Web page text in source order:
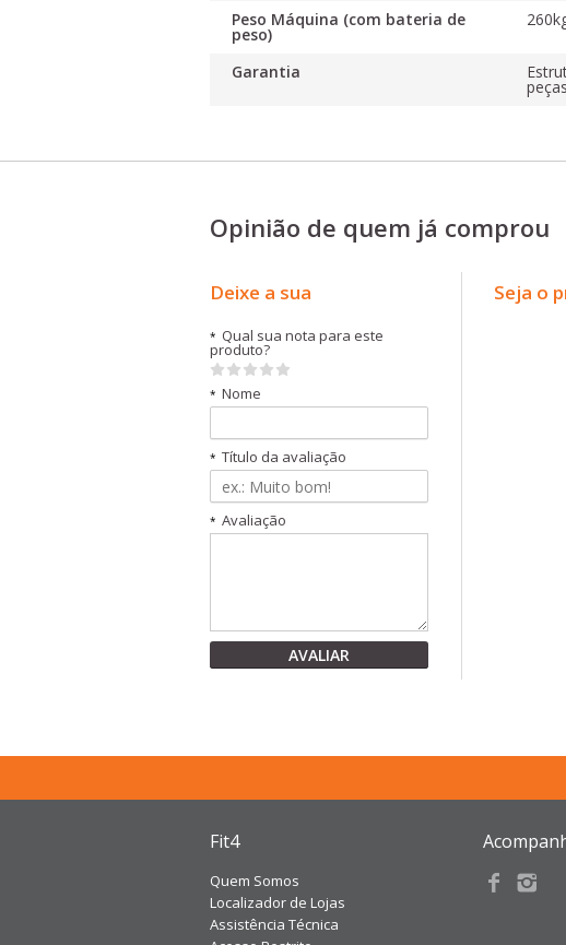
Peso Máquina (com bateria de
peso)
Garantia
Opinião de quem já comprou
Deixe a sua
* Qual sua nota para este
produto?
* Nome
* Título da avaliação
* Avaliação
AVALIAR
Seja o
Fit4
Quem Somos
Localizador de Lojas
Assistência Técnica